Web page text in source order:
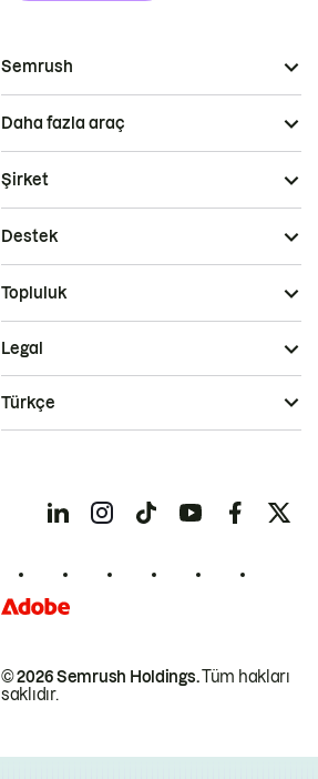
Semrush
Daha fazla araç
Şirket
Destek
Topluluk
© 2026 Semrush Holdings.Tüm hakları
saklıdır.
Legal
Türkçe